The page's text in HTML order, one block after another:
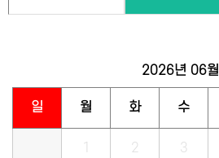
2026년 06월
일 월 화 수
1 2 3